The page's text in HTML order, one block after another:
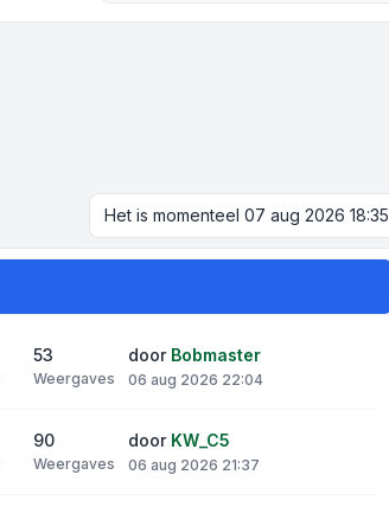
Het is momenteel 07 aug 2026 18:35
53
Weergaves
door Bobmaster
06 aug 2026 22:04
90
Weergaves
door KW_C5
06 aug 2026 21:37